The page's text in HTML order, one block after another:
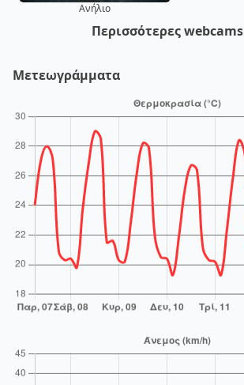
Ανήλιο
Περισσότερες webcams
Μετεωγράμματα